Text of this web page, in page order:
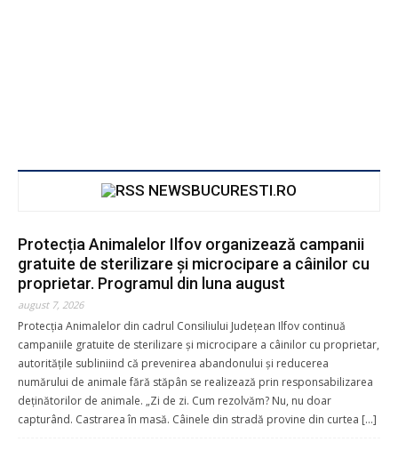
NEWSBUCURESTI.RO
Protecția Animalelor Ilfov organizează campanii
gratuite de sterilizare și microcipare a câinilor cu
proprietar. Programul din luna august
august 7, 2026
Protecția Animalelor din cadrul Consiliului Județean Ilfov continuă
campaniile gratuite de sterilizare și microcipare a câinilor cu proprietar,
autoritățile subliniind că prevenirea abandonului și reducerea
numărului de animale fără stăpân se realizează prin responsabilizarea
deținătorilor de animale. „Zi de zi. Cum rezolvăm? Nu, nu doar
capturând. Castrarea în masă. Câinele din stradă provine din curtea […]